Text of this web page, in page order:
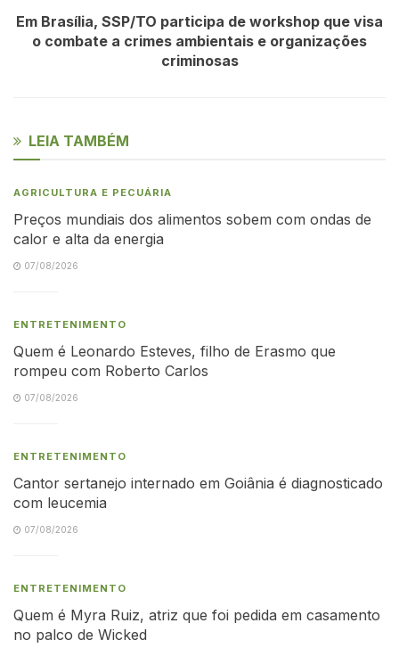
Em Brasília, SSP/TO participa de workshop que visa
o combate a crimes ambientais e organizações
criminosas
LEIA TAMBÉM
AGRICULTURA E PECUÁRIA
Preços mundiais dos alimentos sobem com ondas de
calor e alta da energia
07/08/2026
ENTRETENIMENTO
Quem é Leonardo Esteves, filho de Erasmo que
rompeu com Roberto Carlos
07/08/2026
ENTRETENIMENTO
Cantor sertanejo internado em Goiânia é diagnosticado
com leucemia
07/08/2026
ENTRETENIMENTO
Quem é Myra Ruiz, atriz que foi pedida em casamento
no palco de Wicked